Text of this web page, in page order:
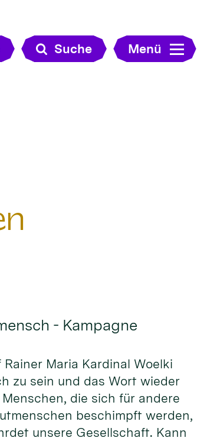
Suche Menü
- Kampagne
Maria Kardinal Woelki
zu sein und das Wort wieder
die sich für andere
beschimpft werden,
unsere Gesellschaft. Kann